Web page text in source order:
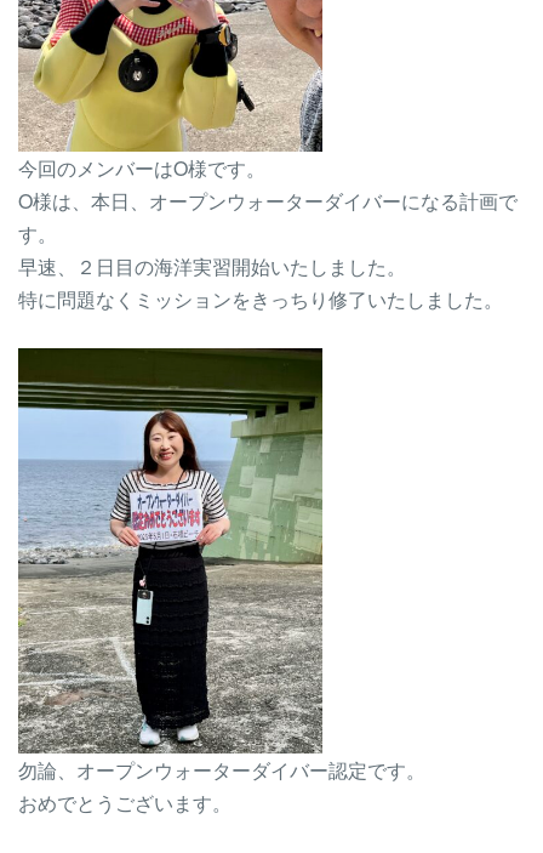
今回のメンバーはO様です。
O様は、本日、オープンウォーターダイバーになる計画で
す。
早速、２日目の海洋実習開始いたしました。
特に問題なくミッションをきっちり修了いたしました。
勿論、オープンウォーターダイバー認定です。
おめでとうございます。